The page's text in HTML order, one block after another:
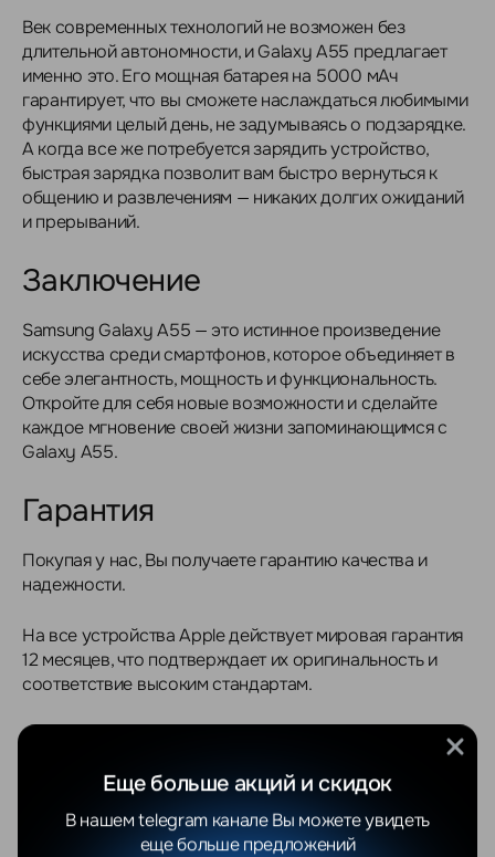
Век современных технологий не возможен без
длительной автономности, и Galaxy A55 предлагает
именно это. Его мощная батарея на 5000 мАч
гарантирует, что вы сможете наслаждаться любимыми
функциями целый день, не задумываясь о подзарядке.
А когда все же потребуется зарядить устройство,
быстрая зарядка позволит вам быстро вернуться к
общению и развлечениям — никаких долгих ожиданий
и прерываний.
Заключение
Samsung Galaxy A55 — это истинное произведение
искусства среди смартфонов, которое объединяет в
себе элегантность, мощность и функциональность.
Откройте для себя новые возможности и сделайте
каждое мгновение своей жизни запоминающимся с
Galaxy A55.
Гарантия
Покупая у нас, Вы получаете гарантию качества и
надежности.
На все устройства Apple действует мировая гарантия
12 месяцев, что подтверждает их оригинальность и
соответствие высоким стандартам.
Оригинальность
Забудьте о подделках! Мы работаем только с
официальными поставщиками и гарантируем 100%
оригинальность продукции Apple. Перед покупкой вы
Еще больше акций и скидок
В нашем telegram канале Вы можете увидеть
еще больше предложений